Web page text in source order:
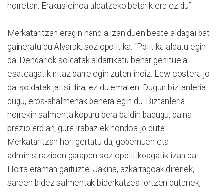
horretan. Erakusleihoa aldatzeko betarik ere ez du”.
Merkataritzan eragin handia izan duen beste aldagai bat
gaineratu du Alvarok, soziopolitika. “Politika aldatu egin
da. Dendariok soldatak aldarrikatu behar genituela
esateagatik nitaz barre egin zuten inoiz. Low costera jo
da: soldatak jaitsi dira, ez du ematen. Dugun biztanleria
dugu, eros-ahalmenak behera egin du. Biztanleria
horrekin salmenta kopuru bera baldin badugu, baina
prezio erdian, gure irabaziek hondoa jo dute.
Merkataritzan hori gertatu da, gobernuen eta
administrazioen garapen soziopolitikoagatik izan da.
Horra eraman gaituzte. Jakina, azkarragoak direnek,
sareen bidez salmentak biderkatzea lortzen dutenek,